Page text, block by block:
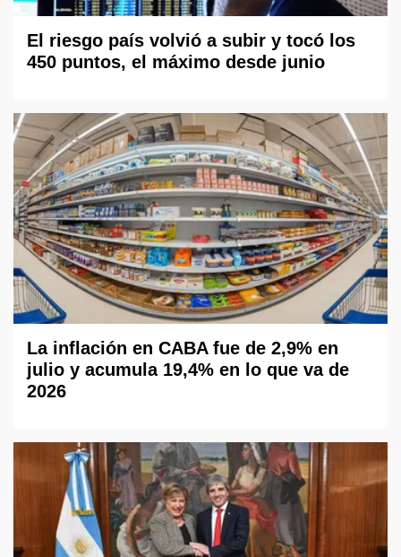
El riesgo país volvió a subir y tocó los
450 puntos, el máximo desde junio
La inflación en CABA fue de 2,9% en
julio y acumula 19,4% en lo que va de
2026